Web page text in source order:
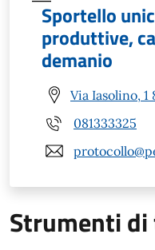
Sportello
produttive,
demanio
Via Iasolino, 1
081333325
Strumenti